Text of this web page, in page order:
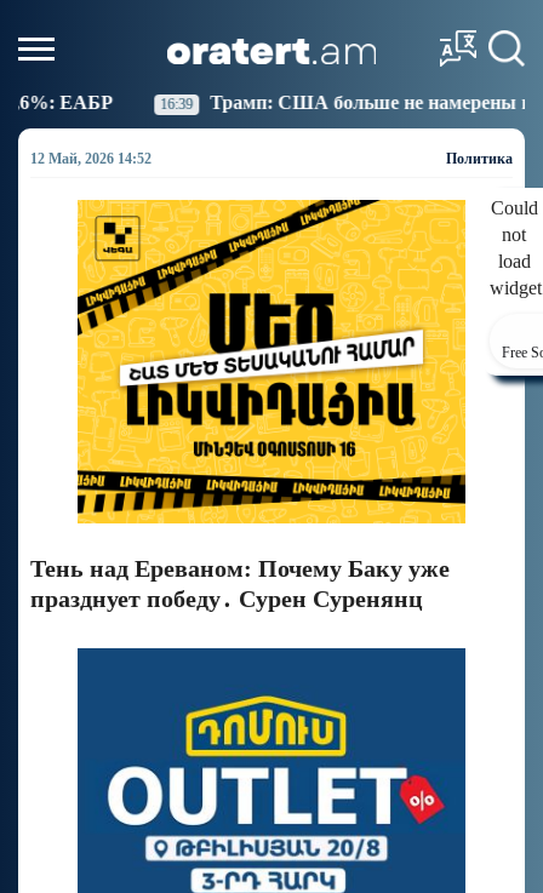
Трамп: США больше не намерены вести торговлю с
12 Май, 2026 14:52 Политика
Could
not
load
Free
Тень над Ереваном: Почему Баку уже
празднует победу․ Сурен Суренянц